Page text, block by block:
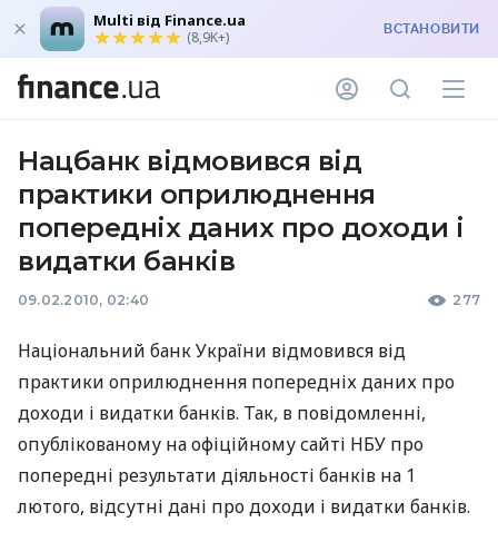
Multi від Finance.ua
(8,9K+) ВСТАНОВИТИ
Нацбанк відмовився від
практики оприлюднення
попередніх даних про доходи і
видатки банків
09.02.2010, 02:40 277
Національний банк України відмовився від
практики оприлюднення попередніх даних про
доходи і видатки банків. Так, в повідомленні,
опублікованому на офіційному сайті НБУ про
попередні результати діяльності банків на 1
лютого, відсутні дані про доходи і видатки банків.